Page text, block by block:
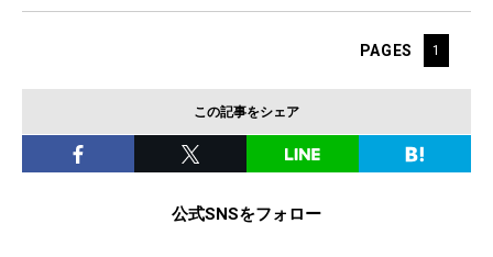
PAGES 1
この記事をシェア
公式SNSをフォロー